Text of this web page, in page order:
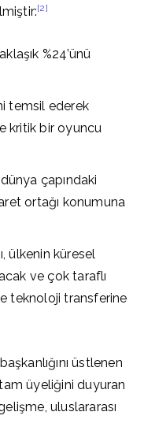
[2]
%24’ünü
temsil ederek
kritik bir oyuncu
çapındaki
ortağı konumuna
ülkenin küresel
ve çok taraflı
teknoloji transferine
üstlenen
tam üyeliğini duyuran
uluslararası